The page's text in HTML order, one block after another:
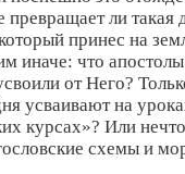
ли такая
принес на
иначе: что
от Него?
усваивают на
курсах»? Или
схемы и